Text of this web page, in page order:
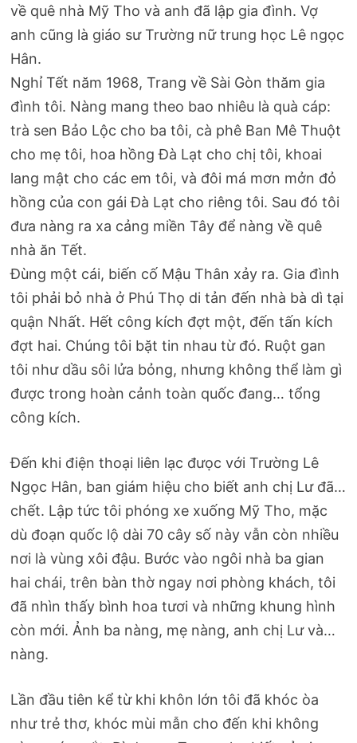
về quê nhà Mỹ Tho và anh đã lập gia đình. Vợ
anh cũng là giáo sư Trường nữ trung học Lê ngọc
Hân.
Nghỉ Tết năm 1968, Trang về Sài Gòn thăm gia
đình tôi. Nàng mang theo bao nhiêu là quà cáp:
trà sen Bảo Lộc cho ba tôi, cà phê Ban Mê Thuột
cho mẹ tôi, hoa hồng Đà Lạt cho chị tôi, khoai
lang mật cho các em tôi, và đôi má mơn mởn đỏ
hồng của con gái Đà Lạt cho riêng tôi. Sau đó tôi
đưa nàng ra xa cảng miền Tây để nàng về quê
nhà ăn Tết.
Đùng một cái, biến cố Mậu Thân xảy ra. Gia đình
tôi phải bỏ nhà ở Phú Thọ di tản đến nhà bà dì tại
quận Nhất. Hết công kích đợt một, đến tấn kích
đợt hai. Chúng tôi bặt tin nhau từ đó. Ruột gan
tôi như dầu sôi lửa bỏng, nhưng không thể làm gì
được trong hoàn cảnh toàn quốc đang… tổng
công kích.
Đến khi điện thoại liên lạc đưọc với Trường Lê
Ngọc Hân, ban giám hiệu cho biết anh chị Lư đã…
chết. Lập tức tôi phóng xe xuống Mỹ Tho, mặc
dù đoạn quốc lộ dài 70 cây số này vẫn còn nhiều
nơi là vùng xôi đậu. Bước vào ngôi nhà ba gian
hai chái, trên bàn thờ ngay nơi phòng khách, tôi
đã nhìn thấy bình hoa tươi và những khung hình
còn mới. Ảnh ba nàng, mẹ nàng, anh chị Lư và…
nàng.
Lần đầu tiên kể từ khi khôn lớn tôi đã khóc òa
như trẻ thơ, khóc mùi mẫn cho đến khi không